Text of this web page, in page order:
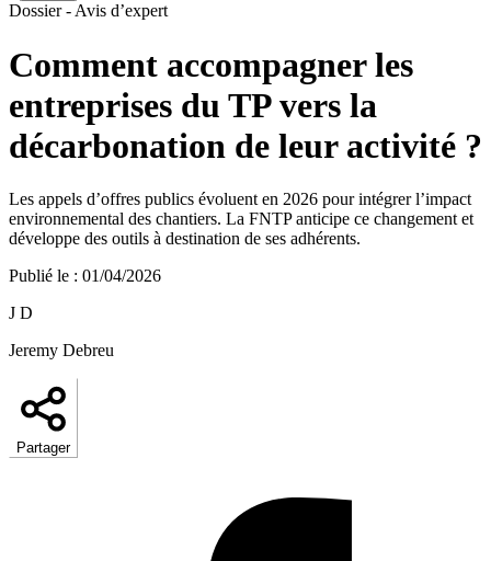
Dossier - Avis d’expert
Comment accompagner les
entreprises du TP vers la
décarbonation de leur activité ?
Les appels d’offres publics évoluent en 2026 pour intégrer l’impact
environnemental des chantiers. La FNTP anticipe ce changement et
développe des outils à destination de ses adhérents.
Publié le : 01/04/2026
J D
Jeremy Debreu
Partager